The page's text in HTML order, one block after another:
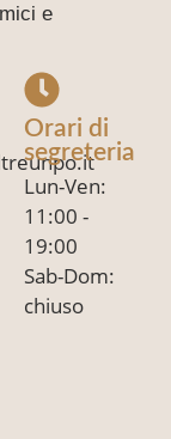
e
Orari di
segreteria
Lun-Ven:
11:00 -
19:00
Sab-Dom:
chiuso